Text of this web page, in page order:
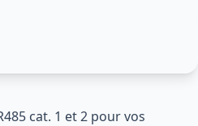
cat. 1 et 2 pour vos